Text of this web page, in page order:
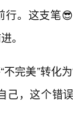
行。这支笔
。
完美”转化
己，这个错